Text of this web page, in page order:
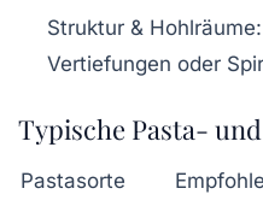
Struktur & Hohlräume:
Vertiefungen oder
Typische Pasta-
Pastasorte